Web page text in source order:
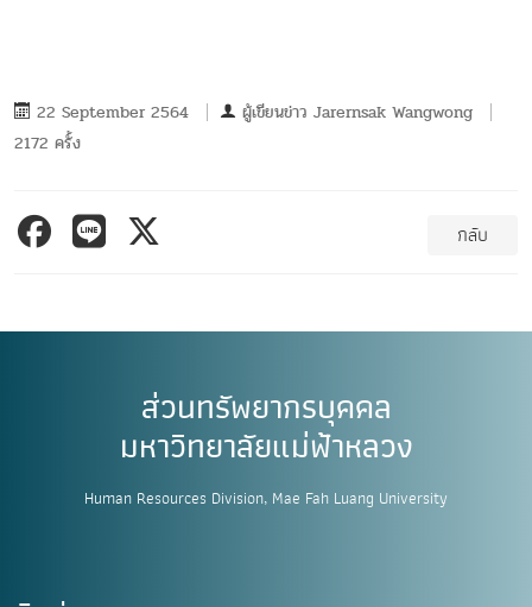
22 September 2564 ผู้เขียนข่าว Jarernsak Wangwong
2172 ครั้ง
กลับ
ส่วนทรัพยากรบุคคล
มหาวิทยาลัยแม่ฟ้าหลวง
Human Resources Division, Mae Fah Luang University